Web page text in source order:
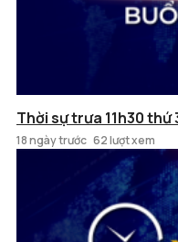
Thời sự trưa 11h30
18 ngày trước 62 lượt xem